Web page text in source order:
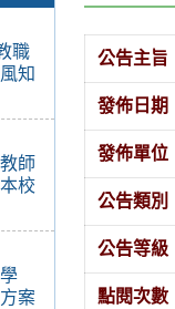
職
知
師
校
案
公告主旨
發佈日期
發佈單位
公告類別
公告等級
點閱次數